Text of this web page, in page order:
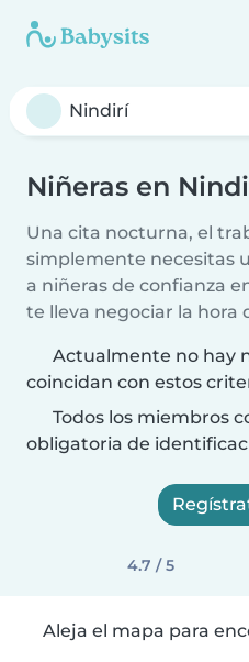
Niñeras en
Una cita nocturna, el
simplemente necesitas
a niñeras de confianza
te lleva negociar la hora
Actualmente no hay
coincidan con estos
Todos los miembros
obligatoria de
4.7 / 5
Aleja el mapa para